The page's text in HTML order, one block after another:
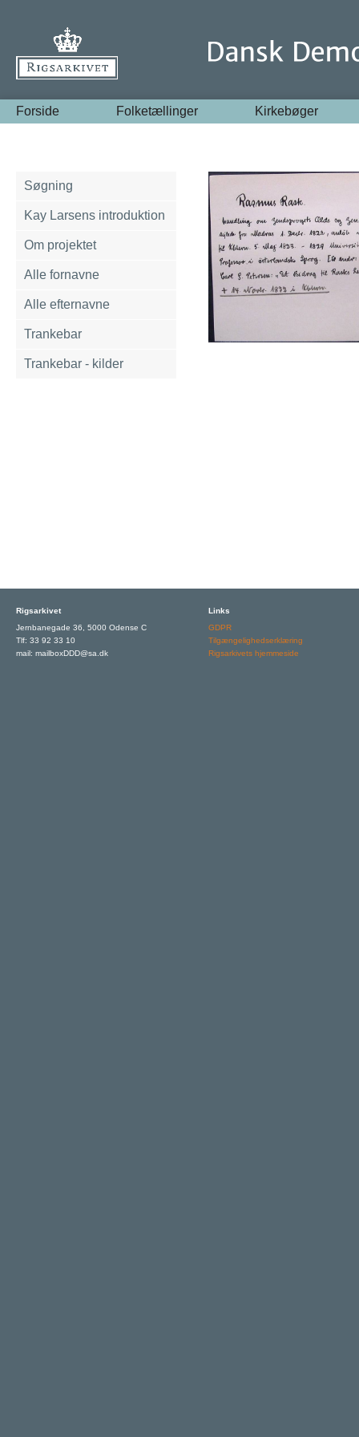
Forside Folketællinger Kirkebøger
Søgning
Kay Larsens introduktion
Om projektet
Alle fornavne
Alle efternavne
Trankebar
Trankebar - kilder
Rigsarkivet
Jernbanegade 36, 5000 Odense C
Tlf: 33 92 33 10
mail: mailboxDDD@sa.dk
Links
GDPR
Tilgængelighedserklæring
Rigsarkivets hjemmeside